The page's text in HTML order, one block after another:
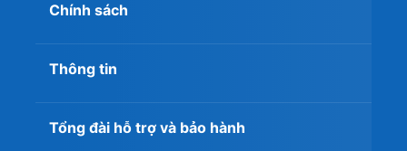
Chính sách
Thông tin
Tổng đài hỗ trợ và bảo hành